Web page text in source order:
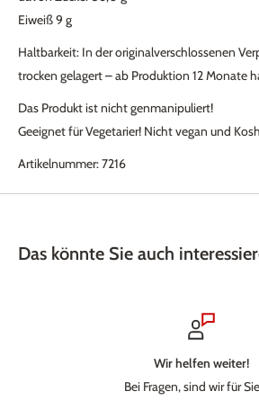
Eiweiß 9 g
Haltbarkeit: In der originalverschlossenen
trocken gelagert – ab Produktion 12 Monate
Das Produkt ist nicht genmanipuliert!
Geeignet für Vegetarier! Nicht vegan und
Artikelnummer: 7216
Das könnte Sie auch
Wir helfen weiter!
Bei Fragen, sind wir für